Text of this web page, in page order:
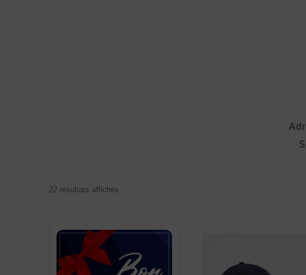
22 résultats affichés